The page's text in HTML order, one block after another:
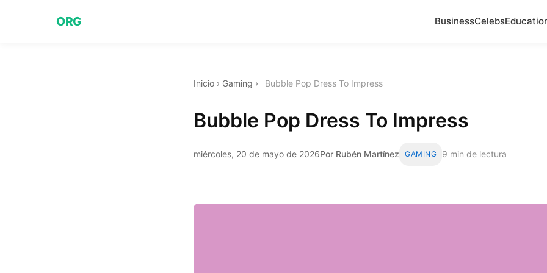
ORG BusinessCelebs
Inicio › Gaming › Bubble Pop Dress To Impress
Bubble Pop Dress To Impress
miércoles, 20 de mayo de 2026Por Rubén Martínez GAMING 9 min de lectura